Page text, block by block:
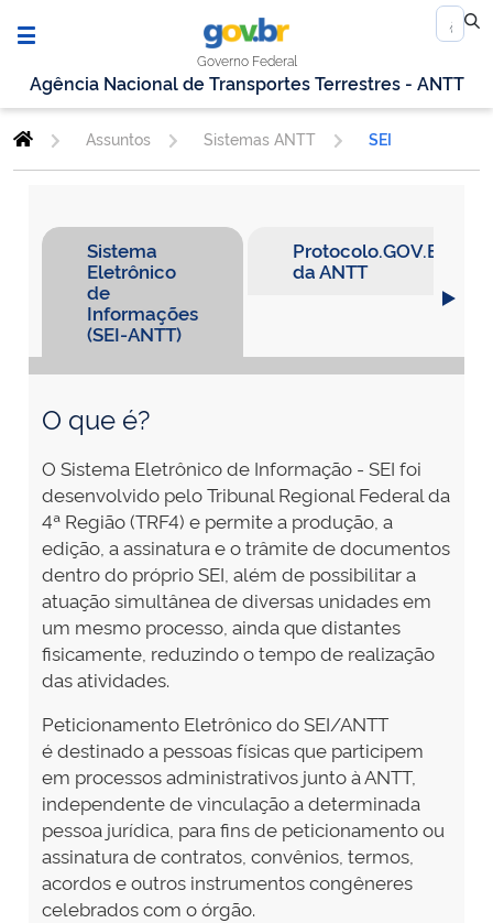
Governo Federal
Agência Nacional de Transportes Terrestres - ANTT
Assuntos Sistemas ANTT SEI
Sistema
Eletrônico
de
Informações
(SEI-ANTT)
Protocolo.GOV.BR
da ANTT
O que é?
O Sistema Eletrônico de Informação - SEI foi
desenvolvido pelo Tribunal Regional Federal da
4ª Região (TRF4) e permite a produção, a
edição, a assinatura e o trâmite de documentos
dentro do próprio SEI, além de possibilitar a
atuação simultânea de diversas unidades em
um mesmo processo, ainda que distantes
fisicamente, reduzindo o tempo de realização
das atividades.
Peticionamento Eletrônico do SEI/ANTT
é destinado a pessoas físicas que participem
em processos administrativos junto à ANTT,
independente de vinculação a determinada
pessoa jurídica, para fins de peticionamento ou
assinatura de contratos, convênios, termos,
acordos e outros instrumentos congêneres
celebrados com o órgão.